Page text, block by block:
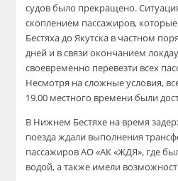
судов было прекращено.
скоплением пассажиров,
Бестяха до Якутска в частном
дней и в связи окончанием
своевременно перевезти всех
Несмотря на сложные условия,
19.00 местного времени были
В Нижнем Бестяхе на время
поезда ждали выполнения
пассажиров АО «АК «ЖДЯ», где
водой, а также имели